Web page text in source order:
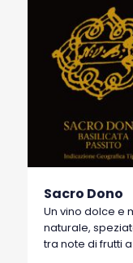
Sacro Dono
Un vino dolce e
naturale,
tra note di frutti